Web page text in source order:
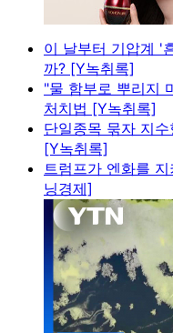
이 날부터 기압계 '
까? [Y녹취록]
"물 함부로 뿌리지
처치법 [Y녹취록]
단일종목 묶자 지
[Y녹취록]
트럼프가 엔화를
닝경제]